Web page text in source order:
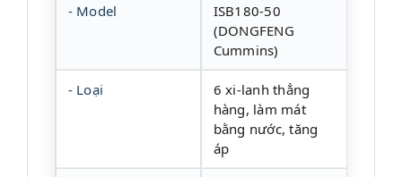
- Model
ISB180-50
(DONGFENG
Cummins)
- Loại
6 xi-lanh thẳng
hàng, làm mát
bằng nước, tăng
áp